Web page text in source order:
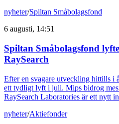
nyheter/Spiltan Småbolagsfond
6 augusti, 14:51
Spiltan Småbolagsfond
RaySearch
Efter en svagare utveckling hittills i
ett tydligt lyft i juli. Mips bidrog
RaySearch Laboratories är ett nytt
nyheter/Aktiefonder